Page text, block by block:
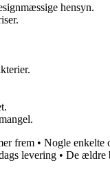
hensyn.
frem • Nogle enkelte
levering • De ældre